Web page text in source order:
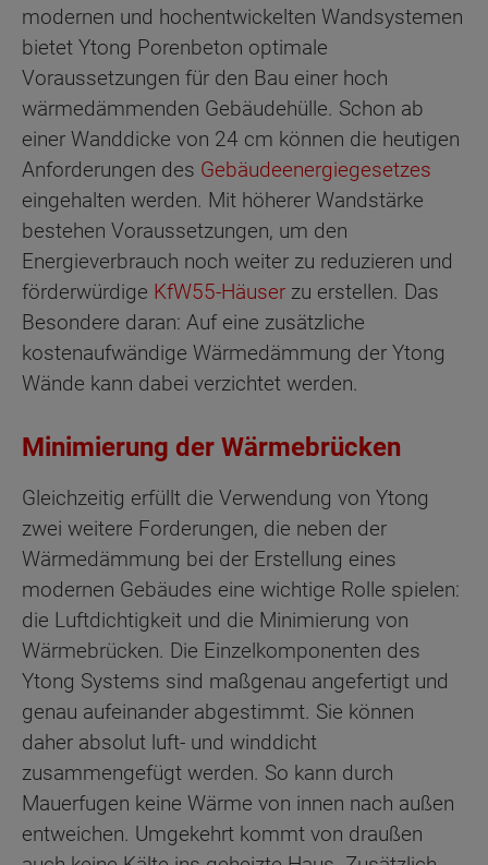
modernen und hochentwickelten Wandsystemen
bietet Ytong Porenbeton optimale
Voraussetzungen für den Bau einer hoch
wärmedämmenden Gebäudehülle. Schon ab
einer Wanddicke von 24 cm können die heutigen
Anforderungen des Gebäudeenergiegesetzes
eingehalten werden. Mit höherer Wandstärke
bestehen Voraussetzungen, um den
Energieverbrauch noch weiter zu reduzieren und
förderwürdige KfW55-Häuser zu erstellen. Das
Besondere daran: Auf eine zusätzliche
kostenaufwändige Wärmedämmung der Ytong
Wände kann dabei verzichtet werden.
Minimierung der Wärmebrücken
Gleichzeitig erfüllt die Verwendung von Ytong
zwei weitere Forderungen, die neben der
Wärmedämmung bei der Erstellung eines
modernen Gebäudes eine wichtige Rolle spielen:
die Luftdichtigkeit und die Minimierung von
Wärmebrücken. Die Einzelkomponenten des
Ytong Systems sind maßgenau angefertigt und
genau aufeinander abgestimmt. Sie können
daher absolut luft- und winddicht
zusammengefügt werden. So kann durch
Mauerfugen keine Wärme von innen nach außen
entweichen. Umgekehrt kommt von draußen